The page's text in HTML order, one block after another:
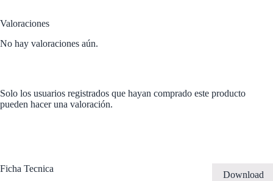
Valoraciones
No hay valoraciones aún.
Solo los usuarios registrados que hayan comprado este producto
pueden hacer una valoración.
Ficha Tecnica
Download